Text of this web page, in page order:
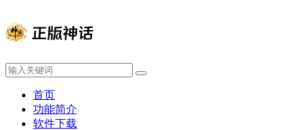
首页
功能简介
软件下载